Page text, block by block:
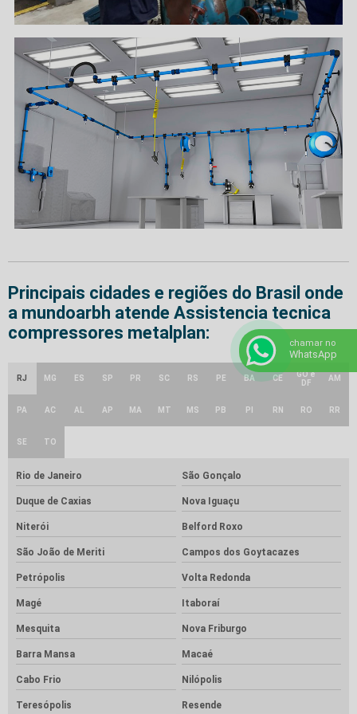
Principais cidades e regiões do Brasil onde
a mundoarbh atende Assistencia tecnica
compressores metalplan:
RJ MG ES SP PR SC RS PE BA CE
GO e
DF
AM
PA AC AL AP MA MT MS PB PI RN RO RR
SE TO
Rio de Janeiro São Gonçalo
Duque de Caxias Nova Iguaçu
Niterói Belford Roxo
São João de Meriti Campos dos Goytacazes
Petrópolis Volta Redonda
Magé Itaboraí
Mesquita Nova Friburgo
Barra Mansa Macaé
Cabo Frio Nilópolis
Teresópolis Resende
chamar no
WhatsApp